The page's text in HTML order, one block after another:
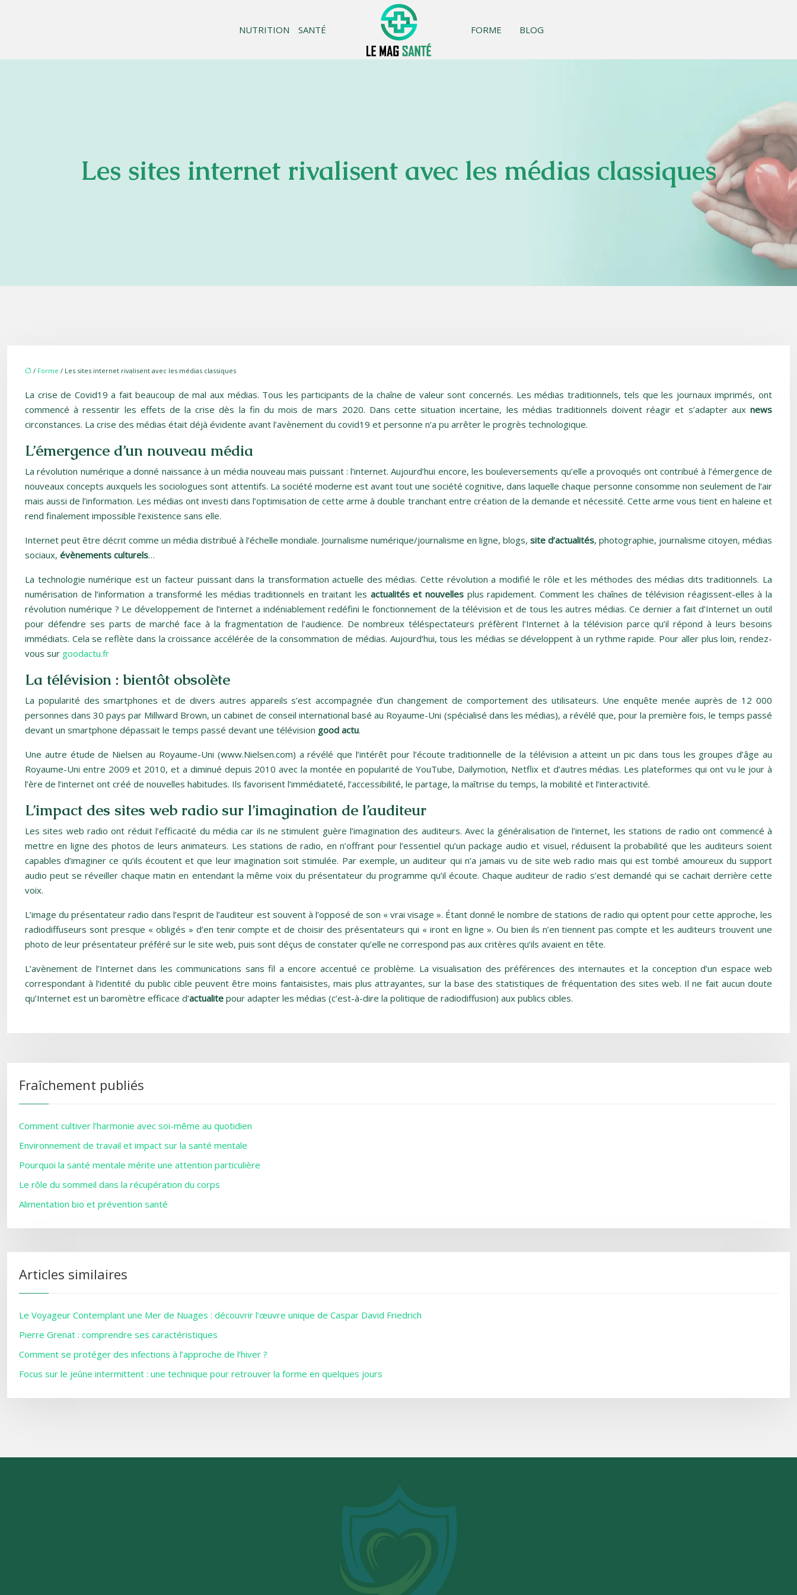
SANTÉ
NUTRITION FORME BLOG
Les sites internet rivalisent avec les médias classiques
/ Forme / Les sites internet rivalisent avec les médias classiques
La crise de Covid19 a fait beaucoup de mal aux médias. Tous les participants de la chaîne de valeur sont concernés. Les médias traditionnels, tels que les journaux imprimés, ont
commencé à ressentir les effets de la crise dès la fin du mois de mars 2020. Dans cette situation incertaine, les médias traditionnels doivent réagir et s’adapter aux news
circonstances. La crise des médias était déjà évidente avant l’avènement du covid19 et personne n’a pu arrêter le progrès technologique.
L’émergence d’un nouveau média
La révolution numérique a donné naissance à un média nouveau mais puissant : l’internet. Aujourd’hui encore, les bouleversements qu’elle a provoqués ont contribué à l’émergence de
nouveaux concepts auxquels les sociologues sont attentifs. La société moderne est avant tout une société cognitive, dans laquelle chaque personne consomme non seulement de l’air
mais aussi de l’information. Les médias ont investi dans l’optimisation de cette arme à double tranchant entre création de la demande et nécessité. Cette arme vous tient en haleine et
rend finalement impossible l’existence sans elle.
Internet peut être décrit comme un média distribué à l’échelle mondiale. Journalisme numérique/journalisme en ligne, blogs, site d’actualités, photographie, journalisme citoyen, médias
sociaux, évènements culturels…
La technologie numérique est un facteur puissant dans la transformation actuelle des médias. Cette révolution a modifié le rôle et les méthodes des médias dits traditionnels. La
numérisation de l’information a transformé les médias traditionnels en traitant les actualités et nouvellesplus rapidement. Comment les chaînes de télévision réagissent-elles à la
révolution numérique ? Le développement de l’internet a indéniablement redéfini le fonctionnement de la télévision et de tous les autres médias. Ce dernier a fait d’Internet un outil
pour défendre ses parts de marché face à la fragmentation de l’audience. De nombreux téléspectateurs préfèrent l’Internet à la télévision parce qu’il répond à leurs besoins
immédiats. Cela se reflète dans la croissance accélérée de la consommation de médias. Aujourd’hui, tous les médias se développent à un rythme rapide. Pour aller plus loin, rendez-
vous sur goodactu.fr
La télévision : bientôt obsolète
La popularité des smartphones et de divers autres appareils s’est accompagnée d’un changement de comportement des utilisateurs. Une enquête menée auprès de 12 000
personnes dans 30 pays par Millward Brown, un cabinet de conseil international basé au Royaume-Uni (spécialisé dans les médias), a révélé que, pour la première fois, le temps passé
devant un smartphone dépassait le temps passé devant une télévision good actu.
Une autre étude de Nielsen au Royaume-Uni (www.Nielsen.com) a révélé que l’intérêt pour l’écoute traditionnelle de la télévision a atteint un pic dans tous les groupes d’âge au
Royaume-Uni entre 2009 et 2010, et a diminué depuis 2010 avec la montée en popularité de YouTube, Dailymotion, Netflix et d’autres médias. Les plateformes qui ont vu le jour à
l’ère de l’internet ont créé de nouvelles habitudes. Ils favorisent l’immédiateté, l’accessibilité, le partage, la maîtrise du temps, la mobilité et l’interactivité.
L’impact des sites web radio sur l’imagination de l’auditeur
Les sites web radio ont réduit l’efficacité du média car ils ne stimulent guère l’imagination des auditeurs. Avec la généralisation de l’internet, les stations de radio ont commencé à
mettre en ligne des photos de leurs animateurs. Les stations de radio, en n’offrant pour l’essentiel qu’un package audio et visuel, réduisent la probabilité que les auditeurs soient
capables d’imaginer ce qu’ils écoutent et que leur imagination soit stimulée. Par exemple, un auditeur qui n’a jamais vu de site web radio mais qui est tombé amoureux du support
audio peut se réveiller chaque matin en entendant la même voix du présentateur du programme qu’il écoute. Chaque auditeur de radio s’est demandé qui se cachait derrière cette
voix.
L’image du présentateur radio dans l’esprit de l’auditeur est souvent à l’opposé de son « vrai visage ». Étant donné le nombre de stations de radio qui optent pour cette approche, les
radiodiffuseurs sont presque « obligés » d’en tenir compte et de choisir des présentateurs qui « iront en ligne ». Ou bien ils n’en tiennent pas compte et les auditeurs trouvent une
photo de leur présentateur préféré sur le site web, puis sont déçus de constater qu’elle ne correspond pas aux critères qu’ils avaient en tête.
L’avènement de l’Internet dans les communications sans fil a encore accentué ce problème. La visualisation des préférences des internautes et la conception d’un espace web
correspondant à l’identité du public cible peuvent être moins fantaisistes, mais plus attrayantes, sur la base des statistiques de fréquentation des sites web. Il ne fait aucun doute
qu’Internet est un baromètre efficace d’actualite pour adapter les médias (c’est-à-dire la politique de radiodiffusion) aux publics cibles.
Fraîchement publiés
Comment cultiver l’harmonie avec soi-même au quotidien
Environnement de travail et impact sur la santé mentale
Pourquoi la santé mentale mérite une attention particulière
Le rôle du sommeil dans la récupération du corps
Alimentation bio et prévention santé
Articles similaires
Le Voyageur Contemplant une Mer de Nuages : découvrir l’œuvre unique de Caspar David Friedrich
Pierre Grenat : comprendre ses caractéristiques
Comment se protéger des infections à l’approche de l’hiver ?
Focus sur le jeûne intermittent : une technique pour retrouver la forme en quelques jours